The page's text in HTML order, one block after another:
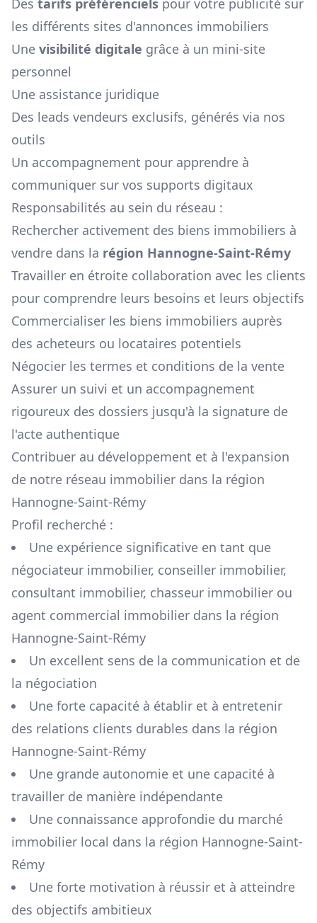
Des tarifs préférenciels pour votre publicité sur
les différents sites d'annonces immobiliers
Une visibilité digitale grâce à un mini-site
personnel
Une assistance juridique
Des leads vendeurs exclusifs, générés via nos
outils
Un accompagnement pour apprendre à
communiquer sur vos supports digitaux
Responsabilités au sein du réseau :
Rechercher activement des biens immobiliers à
vendre dans la région Hannogne-Saint-Rémy
Travailler en étroite collaboration avec les clients
pour comprendre leurs besoins et leurs objectifs
Commercialiser les biens immobiliers auprès
des acheteurs ou locataires potentiels
Négocier les termes et conditions de la vente
Assurer un suivi et un accompagnement
rigoureux des dossiers jusqu'à la signature de
l'acte authentique
Contribuer au développement et à l'expansion
de notre réseau immobilier dans la région
Hannogne-Saint-Rémy
Profil recherché :
Une expérience significative en tant que
négociateur immobilier, conseiller immobilier,
consultant immobilier, chasseur immobilier ou
agent commercial immobilier dans la région
Hannogne-Saint-Rémy
Un excellent sens de la communication et de
la négociation
Une forte capacité à établir et à entretenir
des relations clients durables dans la région
Hannogne-Saint-Rémy
Une grande autonomie et une capacité à
travailler de manière indépendante
Une connaissance approfondie du marché
immobilier local dans la région Hannogne-Saint-
Rémy
Une forte motivation à réussir et à atteindre
des objectifs ambitieux